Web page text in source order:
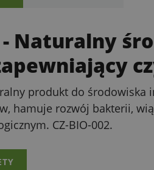
- Naturalny
produkt do
hamuje rozwój bakterii,
CZ-BIO-002.